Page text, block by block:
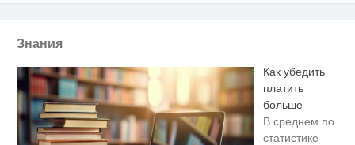
Знания
Как убедить
платить
больше
В среднем по
статистике